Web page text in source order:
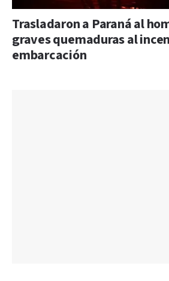
Trasladaron a Paraná al
graves quemaduras al
embarcación